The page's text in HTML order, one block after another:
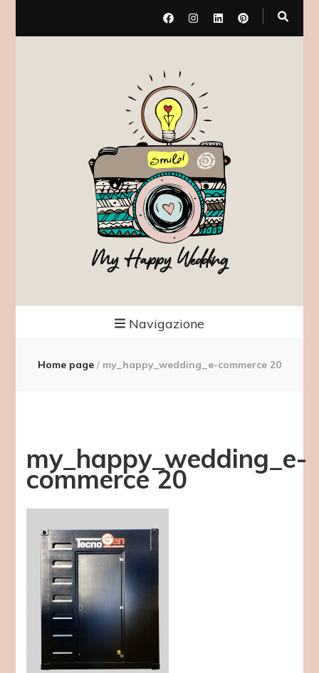
My Happy Wedding
Navigazione
Home page / my_happy_wedding_e-commerce 20
my_happy_wedding_e-
commerce 20